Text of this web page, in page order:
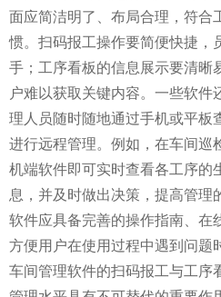
面应简洁明了、布局合理，符合
惯。扫码报工操作要简便快捷，
手；工序看板的信息展示要清晰
户难以获取关键内容。一些软件
理人员随时随地通过手机或平板
进行远程管理。例如，在车间巡
机端软件即可实时查看各工序的
息，并及时做出决策，提高管理
软件应具备完善的操作指南、在
方便用户在使用过程中遇到问题
车间管理软件的扫码报工与工序